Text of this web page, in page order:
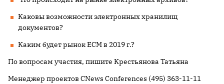
Каковы возможности электронных хранилищ
документов?
Каким будет рынок ECM в 2019 г.?
По вопросам участия, пишите Крестьянова Татьяна
Менеджер проектов CNews Conferences (495) 363-11-11